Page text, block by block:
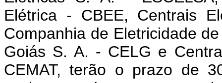
Elétrica - CBEE, Centrais
Companhia de Eletricidade
Goiás S. A. - CELG e
CEMAT, terão o prazo de